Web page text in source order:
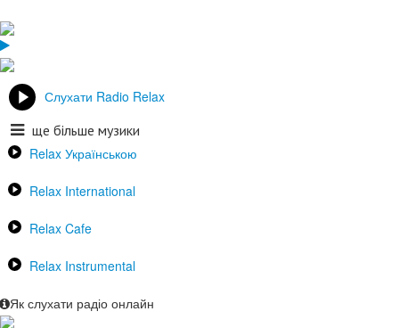
Слухати Radio Relax
ще більше музики
Relax Українською
Relax International
Relax Cafe
Relax Instrumental
Як слухати радіо онлайн